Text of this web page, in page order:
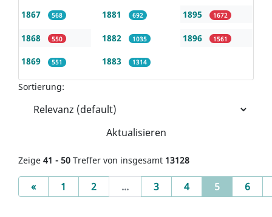
1867 568
1868 550
1869 551
1881 692
1882 1035
1883 1314
1895 1672
1896 1561
Sortierung:
Aktualisieren
Zeige 41 - 50 Treffer von insgesamt 13128
«Previous
1 2 ... 3 4 5(current)
6